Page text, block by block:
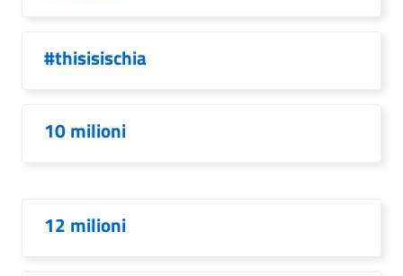
#thisisischia
10 milioni
12 milioni